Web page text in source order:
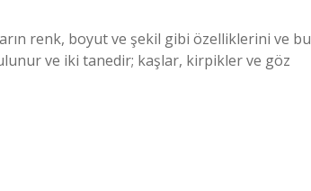
renk, boyut ve şekil gibi özelliklerini ve bu
ve iki tanedir; kaşlar, kirpikler ve göz